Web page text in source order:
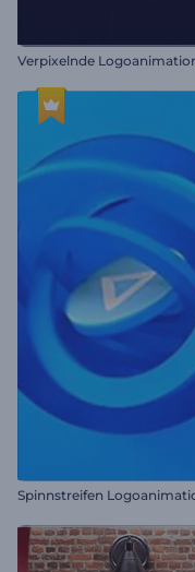
Verpixelnde
Spinnstreifen